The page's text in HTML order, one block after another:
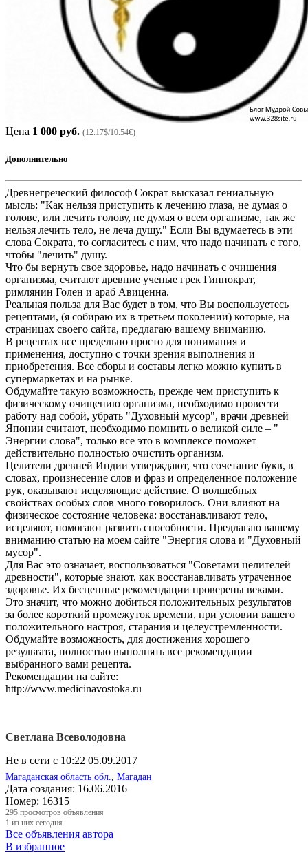
Цена 1 000 руб. (12.17$/10.54€)
Дополнительно
Древнегреческий философ Сократ высказал гениальную
мысль: "Как нельзя приступить к лечению глаза, не думая о
голове, или лечить голову, не думая о всем организме, так же
нельзя лечить тело, не леча душу." Если Вы вдумаетесь в эти
слова Сократа, то согласитесь с ним, что надо начинать с того,
чтобы "лечить" душу.
Что бы вернуть свое здоровье, надо начинать с очищения
организма, считают древние ученые грек Гиппократ,
римлянин Голен и араб Авиценна.
Реальная польза для Вас будет в том, что Вы воспользуетесь
рецептами, (я собираю их в третьем поколении) которые, на
страницах своего сайта, предлагаю вашему вниманию.
В рецептах все предельно просто для понимания и
применения, доступно с точки зрения выполнения и
приобретения. Все сборы и составы легко можно купить в
супермаркетах и на рынке.
Обдумайте такую возможность, прежде чем приступить к
физическому очищению организма, необходимо провести
работу над собой, убрать "Духовный мусор", врачи древней
Японии считают, необходимо помнить о великой силе – "
Энергии слова", только все это в комплексе поможет
действительно полностью очистить организм.
Целители древней Индии утверждают, что сочетание букв, в
словах, произнесение слов и фраз и определенное положение
рук, оказывают исцеляющие действие. О волшебных
свойствах особых слов много говорилось. Они влияют на
физическое состояние человека: восстанавливают тело,
исцеляют, помогают развить способности. Предлагаю вашему
вниманию статью на моем сайте "Энергия слова и "Духовный
мусор".
Для Вас это означает, воспользоваться "Советами целителей
древности", которые знают, как восстанавливать утраченное
здоровье. Их бесценные рекомендации проверены веками.
Это значит, что можно добиться положительных результатов
за более короткий промежуток времени, при условии вашего
положительного настроя, старания и целеустремленности.
Обдумайте возможность, для достижения хорошего
результата, полностью выполнять все рекомендации
выбранного вами рецепта.
Рекомендации на сайте:
http://www.medicinavostoka.ru
Светлана Всеволодовна
Не в сети с 10:22 05.09.2017
Магаданская область обл. Магадан
Дата создания: 16.06.2016
Номер: 16315
295 просмотров объявления
1 из них сегодня
Все объявления автора
В избранное